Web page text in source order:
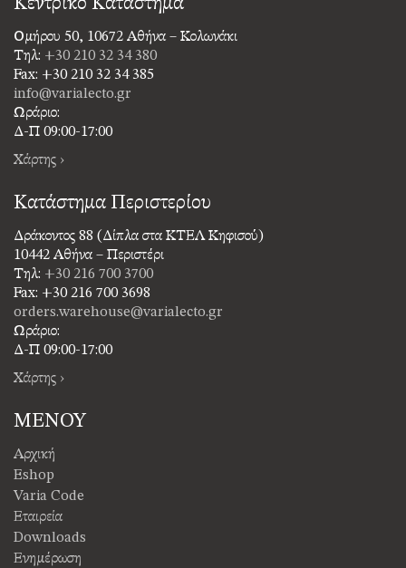
Ομήρου 50, 10672 Αθήνα – Κολωνάκι
Τηλ: +30 210 32 34 380
Fax: +30 210 32 34 385
info@varialecto.gr
Ωράριο:
Δ-Π 09:00-17:00
Χάρτης ›
Κατάστημα Περιστερίου
Δράκοντος 88 (Δίπλα στα ΚΤΕΛ Κηφισού)
10442 Αθήνα – Περιστέρι
Τηλ: +30 216 700 3700
Fax: +30 216 700 3698
orders.warehouse@varialecto.gr
Ωράριο:
Δ-Π 09:00-17:00
Χάρτης ›
ΜΕΝΟΥ
Αρχική
Eshop
Varia Code
Εταιρεία
Downloads
Ενημέρωση